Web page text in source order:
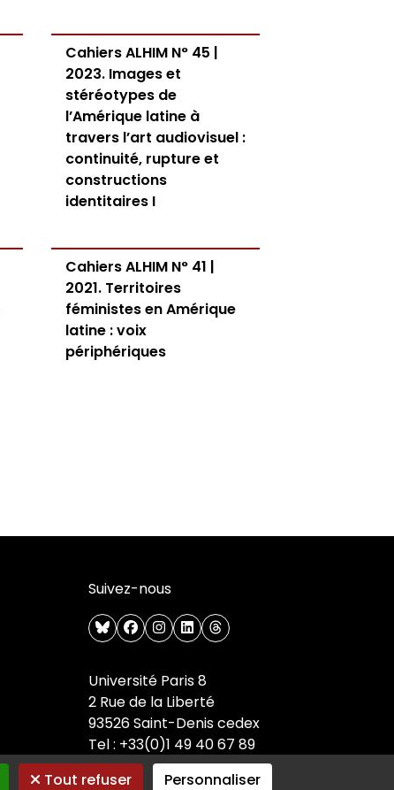
Tout refuser Personnaliser
Cahiers ALHIM N° 45 |
2023. Images et
stéréotypes de
l’Amérique latine à
travers l’art audiovisuel :
continuité, rupture et
constructions
identitaires I
Cahiers ALHIM N° 41 |
2021. Territoires
féministes en Amérique
latine : voix
périphériques
Suivez-nous
blueskyfacebook
instagram
linkedinthreads
Université Paris 8
2 Rue de la Liberté
93526 Saint-Denis cedex
Tel : +33(0)1 49 40 67 89